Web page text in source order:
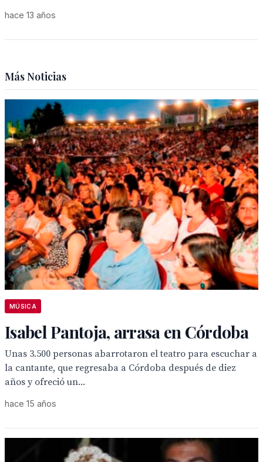
hace 13 años
Más Noticias
MÚSICA
Isabel Pantoja, arrasa en Córdoba
Unas 3.500 personas abarrotaron el teatro para escuchar a
la cantante, que regresaba a Córdoba después de diez
años y ofreció un...
hace 15 años